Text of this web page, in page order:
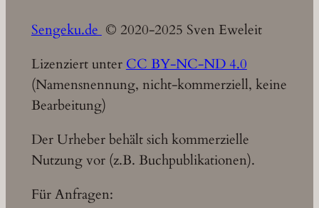
Sengeku.de © 2020-2025 Sven Eweleit
Lizenziert unter CC BY-NC-ND 4.0
(Namensnennung, nicht-kommerziell, keine
Bearbeitung)
Der Urheber behält sich kommerzielle
Nutzung vor (z.B. Buchpublikationen).
Für Anfragen: